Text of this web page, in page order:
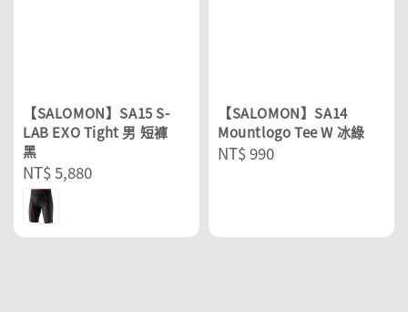
【SALOMON】SA15 S-
LAB EXO Tight 男 短褲
黑
Regular
price
NT$ 5,880
【SALOMON】SA14
Mountlogo Tee W 冰綠
Regular
NT$ 990